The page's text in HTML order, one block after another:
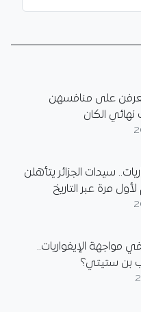
على منافسهن
الكان
سيدات الجزائر يتأهلن
مرة عبر التاريخ
مواجهة الإيفواريات..
بن ستيتي؟